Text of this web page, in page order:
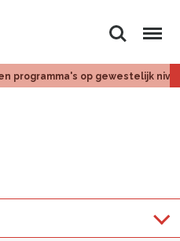
Zoeken Menu
programma's op gewestelijk